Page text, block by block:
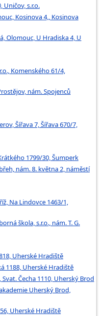
s.r.o.
Kosinova 4,, Kosinova
Olomouc, U Hradiska 4, U
Komenského 61/4,
nám. Spojenců
Šířava 7, Šířava 670/7,
1799/30, Šumperk
nám. 8. května 2, náměstí
Na Lindovce 1463/1,
škola, s.r.o., nám. T. G.
Uherské Hradiště
1188, Uherské Hradiště
Čecha 1110, Uherský Brod
Uherský Brod,
Uherské Hradiště